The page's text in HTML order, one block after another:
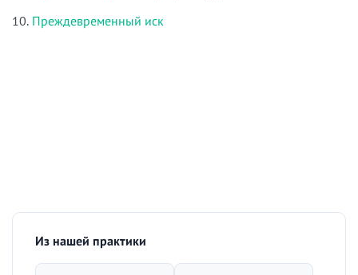
10. Преждевременный иск
Из нашей практики